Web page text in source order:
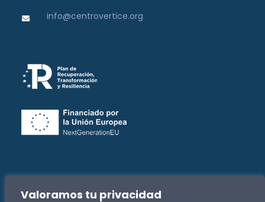
Valoramos tu privacidad
info@centrovertice.org